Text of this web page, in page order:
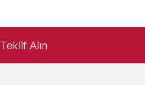
Teklif Alın